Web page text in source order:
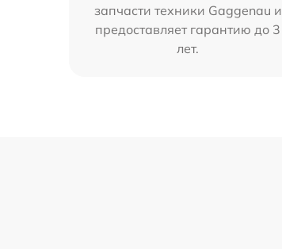
запчасти техники Gaggenau и
предоставляет гарантию до 3
лет.